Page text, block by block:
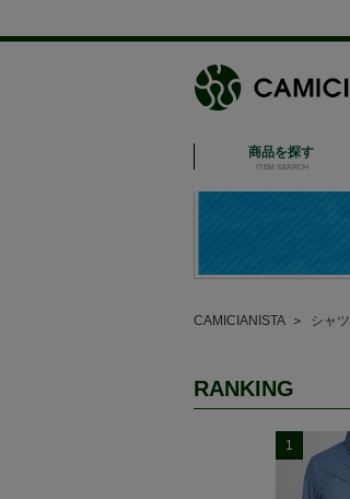
商品を探す
ITEM SEARCH
CAMICIANISTA＞ シャツ
RANKING
1